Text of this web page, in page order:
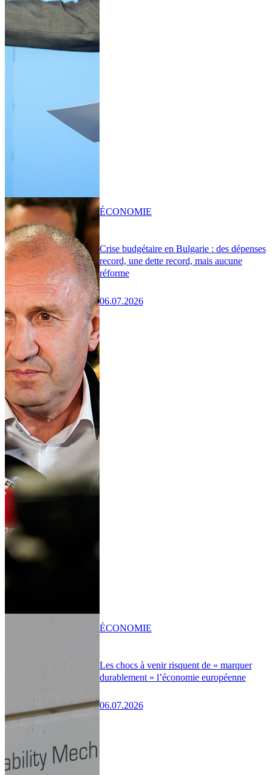
Crise budgétaire en Bulgarie : des dépenses
record, une dette record, mais aucune
réforme
06.07.2026
ÉCONOMIE
Les chocs à venir risquent de « marquer
durablement » l’économie européenne
06.07.2026
ÉCONOMIE